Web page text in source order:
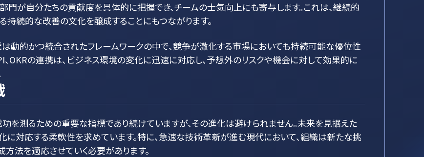
門が自分たちの貢献度を具体的に把握でき、チームの士気向上にも寄与します。これは、継続的
続的な改善の文化を醸成することにもつながります。
動的かつ統合されたフレームワークの中で、競争が激化する市場においても持続可能な優位性
、OKRの連携は、ビジネス環境の変化に迅速に対応し、予想外のリスクや機会に対して効果的に
を測るための重要な指標であり続けていますが、その進化は避けられません。未来を見据えた
対応する柔軟性を求めています。特に、急速な技術革新が進む現代において、組織は新たな挑
法を適応させていく必要があります。